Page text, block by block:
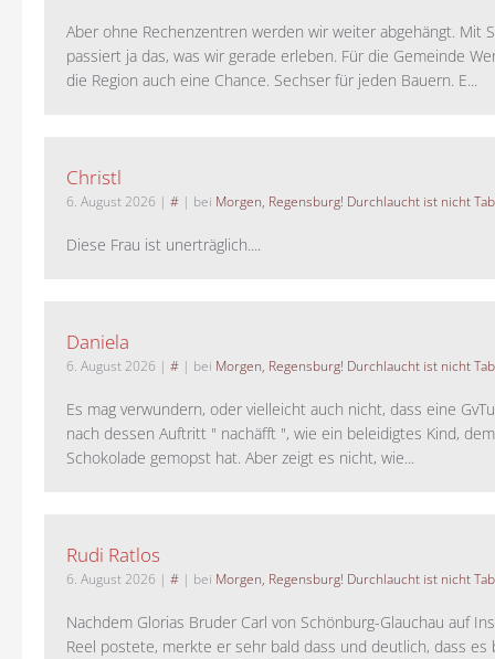
Aber ohne Rechenzentren werden wir weiter abgehängt. Mit
passiert ja das, was wir gerade erleben. Für die Gemeinde
die Region auch eine Chance. Sechser für jeden Bauern. E...
Christl
6. August 2026 | # | bei Morgen, Regensburg! Durchlaucht ist nicht
Diese Frau ist unerträglich....
Daniela
6. August 2026 | # | bei Morgen, Regensburg! Durchlaucht ist nicht
Es mag verwundern, oder vielleicht auch nicht, dass eine
nach dessen Auftritt " nachäfft ", wie ein beleidigtes Kind,
Schokolade gemopst hat. Aber zeigt es nicht, wie...
Rudi Ratlos
6. August 2026 | # | bei Morgen, Regensburg! Durchlaucht ist nicht
Nachdem Glorias Bruder Carl von Schönburg-Glauchau auf
Reel postete, merkte er sehr bald dass und deutlich, dass es